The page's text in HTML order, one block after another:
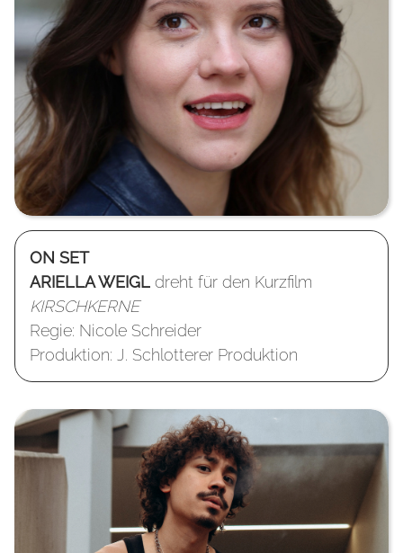
ON SET
ARIELLA WEIGL dreht für den Kurzfilm
KIRSCHKERNE
Regie: Nicole Schreider
Produktion: J. Schlotterer Produktion